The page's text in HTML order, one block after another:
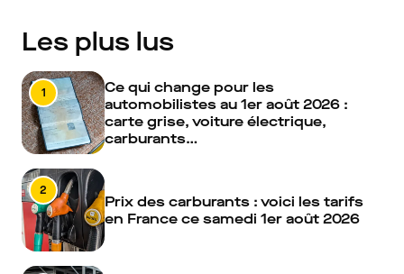
Les plus lus
1
Ce qui change pour les
automobilistes au 1er août 2026 :
carte grise, voiture électrique,
carburants…
2
Prix des carburants : voici les tarifs
en France ce samedi 1er août 2026